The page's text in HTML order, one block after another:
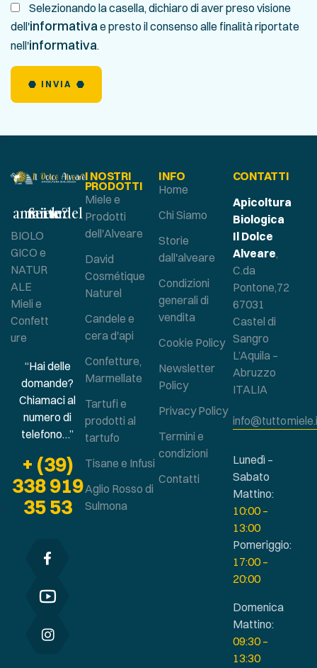
Selezionando la casella, dichiaro di aver preso visione
dell'informativae presto il consenso alle finalità riportate
nell'informativa.
INVIA
I NOSTRI
PRODOTTI
Miele e
Prodotti
dell'Alveare
David
Cosmétique
Naturel
Candele e
cera d'api
Confetture,
Marmellate
Tartufi e
prodotti al
tartufo
Tisane e Infusi
Aglio Rosso di
Sulmona
INFO
Home
Chi Siamo
Storie
dall'alveare
Condizioni
generali di
vendita
Cookie Policy
Newsletter
Policy
Privacy Policy
Termini e
condizioni
Contatti
Sei un amante del miele?
BIOLO
GICO e
NATUR
ALE
Mieli e
Confett
ure
“Hai delle
domande?
Chiamaci al
numero di
telefono…”
+ (39)
338 919
35 53
CONTATTI
Apicoltura
Biologica
Il Dolce
Alveare,
C.da
Pontone,72
67031
Castel di
Sangro
L’Aquila –
Abruzzo
ITALIA
Lunedì –
Sabato
Mattino:
10:00 –
13:00
Pomeriggio:
17:00 –
20:00
Domenica
Mattino:
09:30 –
13:30